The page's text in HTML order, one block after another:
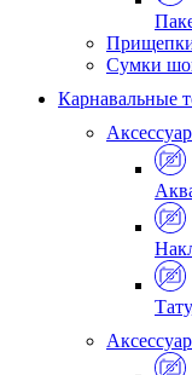
Сумки
Карнавальные